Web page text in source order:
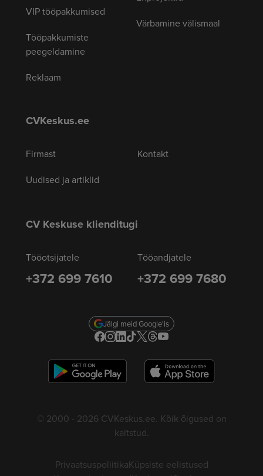
VIP tööpakkumised
Tööpakkumiste
peegeldamine
Reklaam
Värbamine välismaal
CVKeskus.ee
Firmast
Uudised ja artiklid
Kontakt
CV Keskuse klienditugi
Tööotsijatele
+372 699 7610
Tööandjatele
+372 699 7680
Jälgi meid Google'is
© 2000 - 2026 CVKeskus.ee. Kõik õigused on
kaitstud.
PrivaatsuspoliitikaKüpsiste eelistused